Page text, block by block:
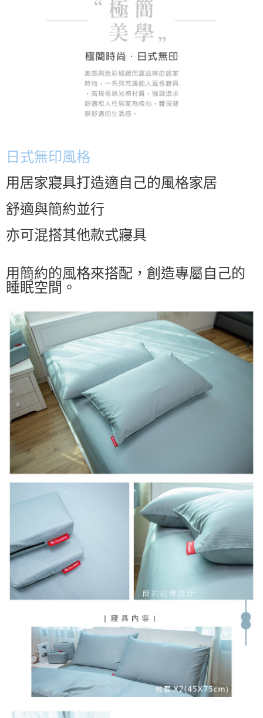
日式無印風格
用居家寢具打造適自己的風格家居
舒適與簡約並行
亦可混搭其他款式寢具
用簡約的風格來搭配，創造專屬自己的
睡眠空間。